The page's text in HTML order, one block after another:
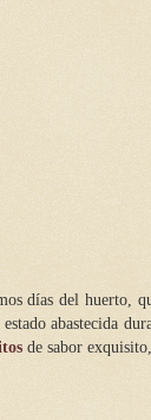
días del huerto,
abastecida
de sabor